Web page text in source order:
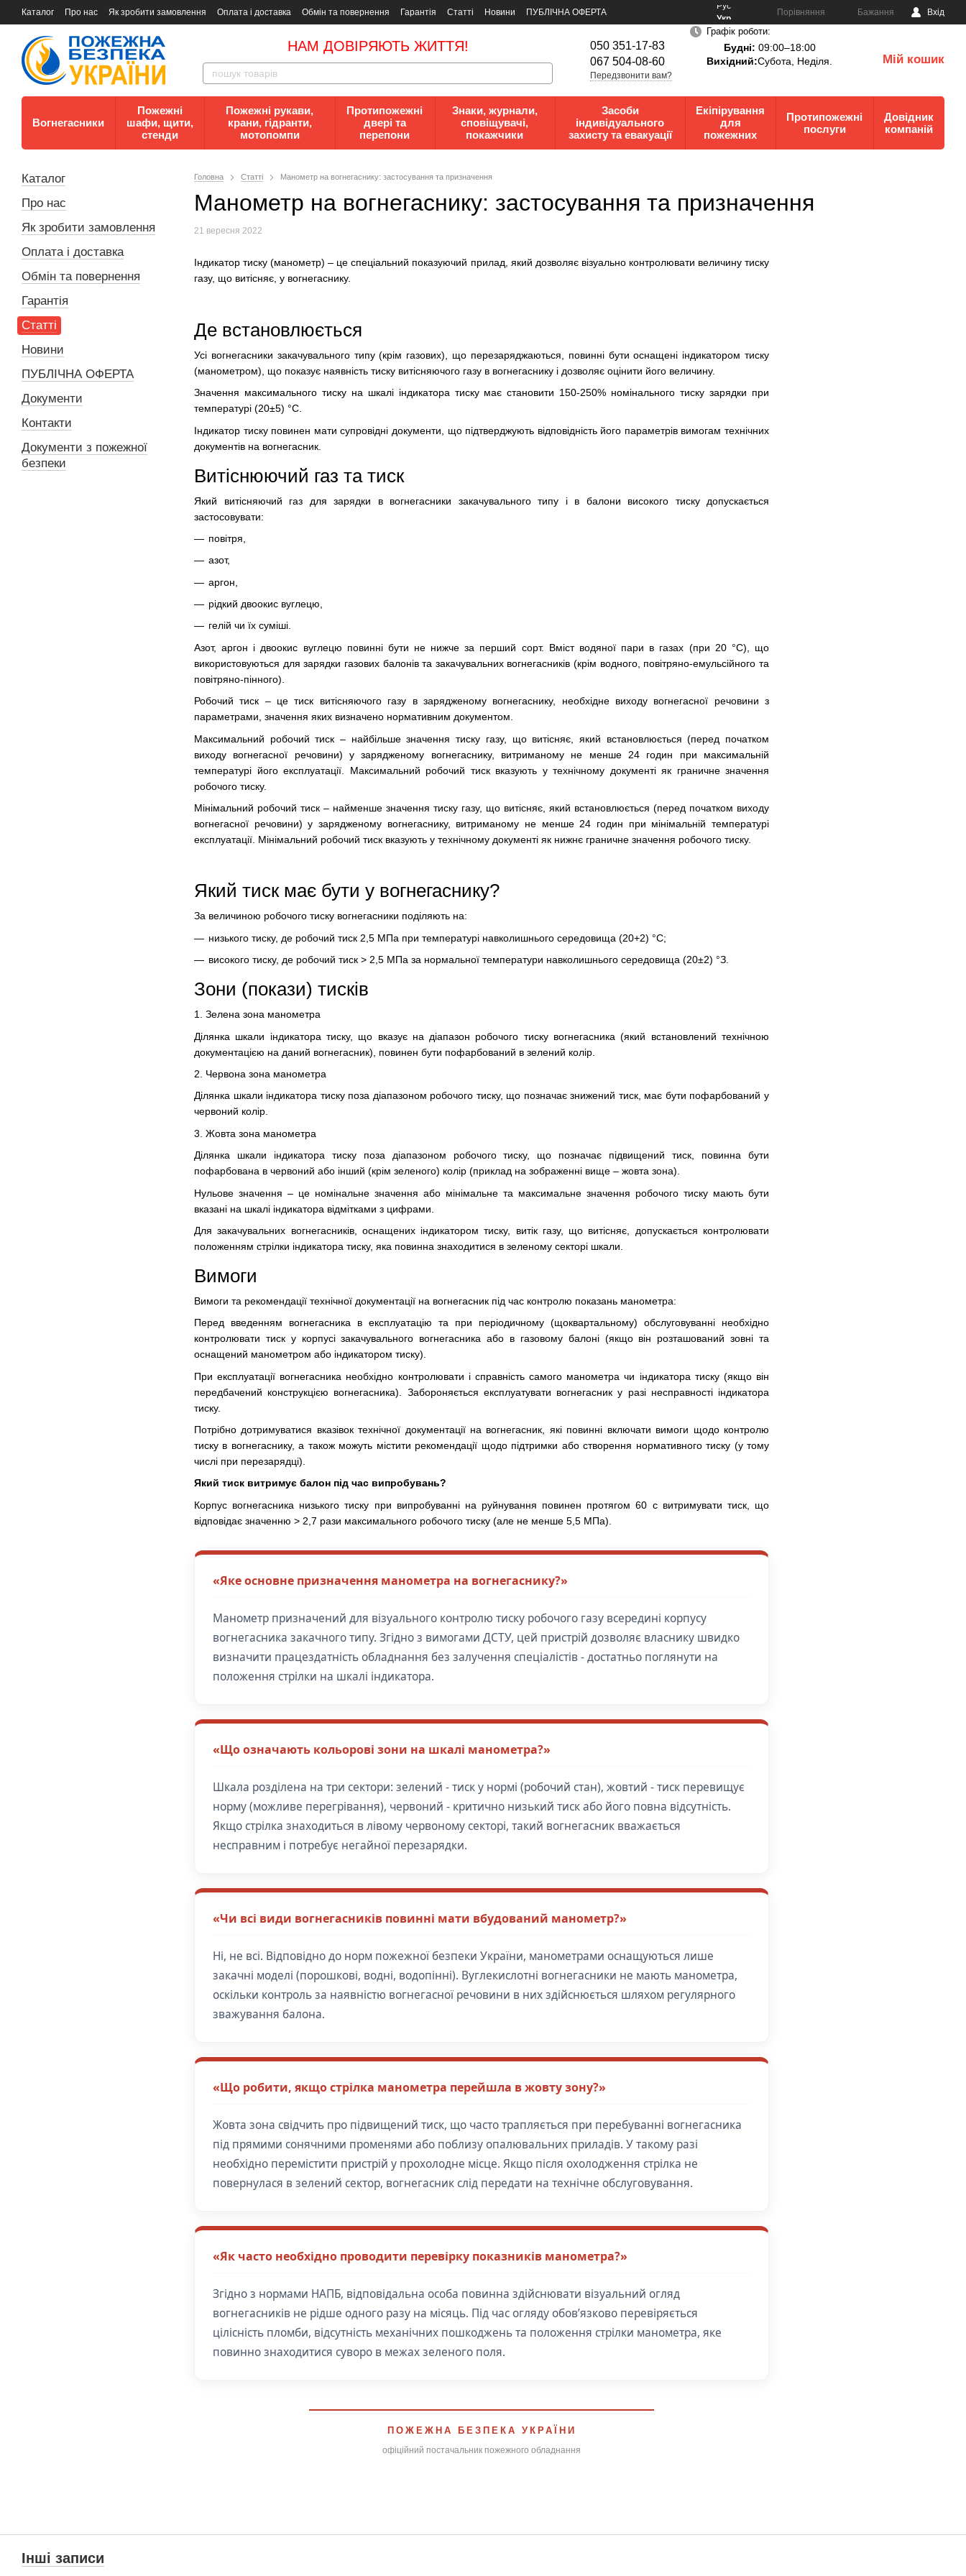
Каталог Про нас Як зробити замовлення Оплата і доставка Обмін та повернення Гарантія Статті Новини
ПУБЛІЧНА ОФЕРТА
Документи
Контакти Документи з пожежної безпеки
Рус
Укр
Порівняння Бажання Вхід
НАМ ДОВІРЯЮТЬ ЖИТТЯ!
050 351-17-83
067 504-08-60
Передзвонити вам?
Графік роботи:
Будні: 09:00–18:00
Вихідний:Субота, Неділя. Мій кошик
Вогнегасники
Пожежні
шафи, щити,
стенди
Пожежні рукави,
крани, гідранти,
мотопомпи
Протипожежні
двері та
перепони
Знаки, журнали,
сповіщувачі,
покажчики
Засоби
індивідуального
захисту та евакуації
Екіпірування
для
пожежних
Протипожежні
послуги
Довідник
компаній
Головна Статті Манометр на вогнегаснику: застосування та призначення
Манометр на вогнегаснику: застосування та призначення
21 вересня 2022
Індикатор тиску (манометр) – це спеціальний показуючий прилад, який дозволяє візуально контролювати величину тиску
газу, що витісняє, у вогнегаснику.
Де встановлюється
Усі вогнегасники закачувального типу (крім газових), що перезаряджаються, повинні бути оснащені індикатором тиску
(манометром), що показує наявність тиску витісняючого газу в вогнегаснику і дозволяє оцінити його величину.
Значення максимального тиску на шкалі індикатора тиску має становити 150-250% номінального тиску зарядки при
температурі (20±5) °С.
Індикатор тиску повинен мати супровідні документи, що підтверджують відповідність його параметрів вимогам технічних
документів на вогнегасник.
Витіснюючий газ та тиск
Який витісняючий газ для зарядки в вогнегасники закачувального типу і в балони високого тиску допускається
застосовувати:
повітря,
азот,
аргон,
рідкий двоокис вуглецю,
гелій чи їх суміші.
Азот, аргон і двоокис вуглецю повинні бути не нижче за перший сорт. Вміст водяної пари в газах (при 20 °С), що
використовуються для зарядки газових балонів та закачувальних вогнегасників (крім водного, повітряно-емульсійного та
повітряно-пінного).
Робочий тиск – це тиск витісняючого газу в зарядженому вогнегаснику, необхідне виходу вогнегасної речовини з
параметрами, значення яких визначено нормативним документом.
Максимальний робочий тиск – найбільше значення тиску газу, що витісняє, який встановлюється (перед початком
виходу вогнегасної речовини) у зарядженому вогнегаснику, витриманому не менше 24 годин при максимальній
температурі його експлуатації. Максимальний робочий тиск вказують у технічному документі як граничне значення
робочого тиску.
Мінімальний робочий тиск – найменше значення тиску газу, що витісняє, який встановлюється (перед початком виходу
вогнегасної речовини) у зарядженому вогнегаснику, витриманому не менше 24 годин при мінімальній температурі
експлуатації. Мінімальний робочий тиск вказують у технічному документі як нижнє граничне значення робочого тиску.
Який тиск має бути у вогнегаснику?
За величиною робочого тиску вогнегасники поділяють на:
низького тиску, де робочий тиск 2,5 МПа при температурі навколишнього середовища (20+2) °С;
високого тиску, де робочий тиск > 2,5 МПа за нормальної температури навколишнього середовища (20±2) °З.
Зони (покази) тисків
1. Зелена зона манометра
Ділянка шкали індикатора тиску, що вказує на діапазон робочого тиску вогнегасника (який встановлений технічною
документацією на даний вогнегасник), повинен бути пофарбований в зелений колір.
2. Червона зона манометра
Ділянка шкали індикатора тиску поза діапазоном робочого тиску, що позначає знижений тиск, має бути пофарбований у
червоний колір.
3. Жовта зона манометра
Ділянка шкали індикатора тиску поза діапазоном робочого тиску, що позначає підвищений тиск, повинна бути
пофарбована в червоний або інший (крім зеленого) колір (приклад на зображенні вище – жовта зона).
Нульове значення – це номінальне значення або мінімальне та максимальне значення робочого тиску мають бути
вказані на шкалі індикатора відмітками з цифрами.
Для закачувальних вогнегасників, оснащених індикатором тиску, витік газу, що витісняє, допускається контролювати
положенням стрілки індикатора тиску, яка повинна знаходитися в зеленому секторі шкали.
Вимоги
Вимоги та рекомендації технічної документації на вогнегасник під час контролю показань манометра:
Перед введенням вогнегасника в експлуатацію та при періодичному (щоквартальному) обслуговуванні необхідно
контролювати тиск у корпусі закачувального вогнегасника або в газовому балоні (якщо він розташований зовні та
оснащений манометром або індикатором тиску).
При експлуатації вогнегасника необхідно контролювати і справність самого манометра чи індикатора тиску (якщо він
передбачений конструкцією вогнегасника). Забороняється експлуатувати вогнегасник у разі несправності індикатора
тиску.
Потрібно дотримуватися вказівок технічної документації на вогнегасник, які повинні включати вимоги щодо контролю
тиску в вогнегаснику, а також можуть містити рекомендації щодо підтримки або створення нормативного тиску (у тому
числі при перезарядці).
Який тиск витримує балон під час випробувань?
Корпус вогнегасника низького тиску при випробуванні на руйнування повинен протягом 60 с витримувати тиск, що
відповідає значенню > 2,7 рази максимального робочого тиску (але не менше 5,5 МПа).
«Яке основне призначення манометра на вогнегаснику?»
Манометр призначений для візуального контролю тиску робочого газу всередині корпусу
вогнегасника закачного типу. Згідно з вимогами ДСТУ, цей пристрій дозволяє власнику швидко
визначити працездатність обладнання без залучення спеціалістів - достатньо поглянути на
положення стрілки на шкалі індикатора.
«Що означають кольорові зони на шкалі манометра?»
Шкала розділена на три сектори: зелений - тиск у нормі (робочий стан), жовтий - тиск перевищує
норму (можливе перегрівання), червоний - критично низький тиск або його повна відсутність.
Якщо стрілка знаходиться в лівому червоному секторі, такий вогнегасник вважається
несправним і потребує негайної перезарядки.
«Чи всі види вогнегасників повинні мати вбудований манометр?»
Ні, не всі. Відповідно до норм пожежної безпеки України, манометрами оснащуються лише
закачні моделі (порошкові, водні, водопінні). Вуглекислотні вогнегасники не мають манометра,
оскільки контроль за наявністю вогнегасної речовини в них здійснюється шляхом регулярного
зважування балона.
«Що робити, якщо стрілка манометра перейшла в жовту зону?»
Жовта зона свідчить про підвищений тиск, що часто трапляється при перебуванні вогнегасника
під прямими сонячними променями або поблизу опалювальних приладів. У такому разі
необхідно перемістити пристрій у прохолодне місце. Якщо після охолодження стрілка не
повернулася в зелений сектор, вогнегасник слід передати на технічне обслуговування.
«Як часто необхідно проводити перевірку показників манометра?»
Згідно з нормами НАПБ, відповідальна особа повинна здійснювати візуальний огляд
вогнегасників не рідше одного разу на місяць. Під час огляду обов’язково перевіряється
цілісність пломби, відсутність механічних пошкоджень та положення стрілки манометра, яке
повинно знаходитися суворо в межах зеленого поля.
ПОЖЕЖНА БЕЗПЕКА УКРАЇНИ
офіційний постачальник пожежного обладнання
Каталог
Про нас
Як зробити замовлення
Оплата і доставка
Обмін та повернення
Гарантія
Статті
Новини
ПУБЛІЧНА ОФЕРТА
Документи
Контакти
Документи з пожежної
безпеки
Інші записи